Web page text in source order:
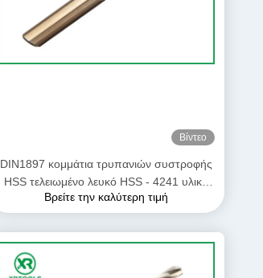
Βίντεο
DIN1897 κομμάτια τρυπανιών συστροφής
HSS τελειωμένο λευκό HSS - 4241 υλικό
60 - σκληρότητα 66HRC
Βρείτε την καλύτερη τιμή